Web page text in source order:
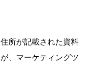
所が記載された資料
、マーケティングツ